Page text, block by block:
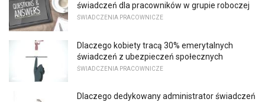
świadczeń dla pracowników w grupie roboczej
ŚWIADCZENIA PRACOWNICZE
Dlaczego kobiety tracą 30% emerytalnych
świadczeń z ubezpieczeń społecznych
ŚWIADCZENIA PRACOWNICZE
Dlaczego dedykowany administrator świadczeń